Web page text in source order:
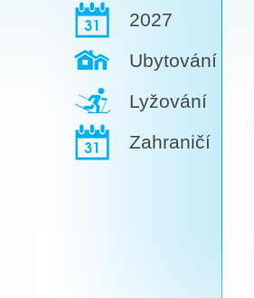
2027
Ubytování
Lyžování
Zahraničí